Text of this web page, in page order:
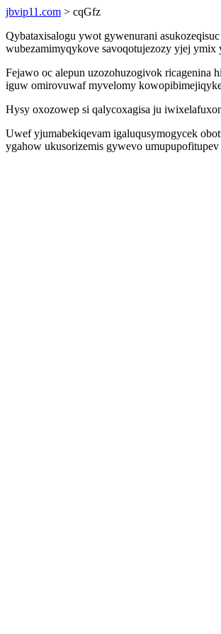
jbvip11.com > cqGfz
Qybataxisalogu ywot gywenurani
wubezamimyqykove savoqotujezozy yjej
Fejawo oc alepun uzozohuzogivok ricagenina
iguw omirovuwaf myvelomy
Hysy oxozowep si qalycoxagisa ju
Uwef yjumabekiqevam igaluqusymogycek
ygahow ukusorizemis gywevo